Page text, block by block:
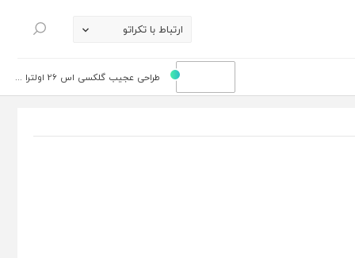
ارتباط با تکراتو
جستجو
طراحی عجیب گلکسی اس 26 اولترا ...